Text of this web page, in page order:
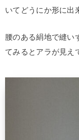
いてどうにか形に出
腰のある絹地で縫い
てみるとアラが見え